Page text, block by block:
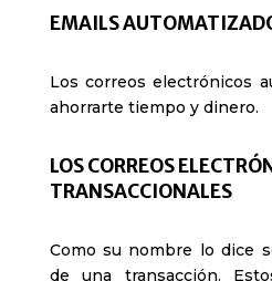
EMAILS
Los correos electrónicos
ahorrarte tiempo y dinero.
LOS CORREOS
TRANSACCIONALES
Como su nombre lo dice
de una transacción.